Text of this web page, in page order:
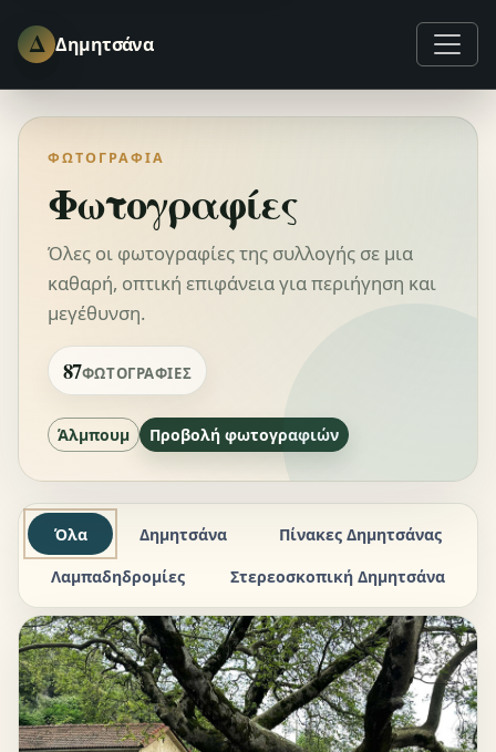
Δ Δημητσάνα
ΦΩΤΟΓΡΑΦΊΑ
Φωτογραφίες
Όλες οι φωτογραφίες της συλλογής σε μια
καθαρή, οπτική επιφάνεια για περιήγηση και
μεγέθυνση.
87ΦΩΤΟΓΡΑΦΊΕΣ
Άλμπουμ Προβολή φωτογραφιών
Όλα Δημητσάνα Πίνακες Δημητσάνας
Λαμπαδηδρομίες Στερεοσκοπική Δημητσάνα
87 φωτογραφίες εμφανίζονται.